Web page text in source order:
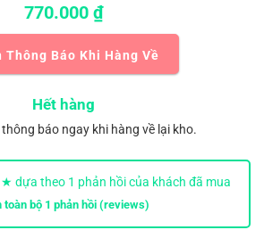
770.000 ₫
Thông Báo Khi Hàng Về
Hết hàng
báo ngay khi hàng về lại kho.
★ dựa theo 1 phản hồi của khách đã mua
toàn bộ 1 phản hồi (reviews)